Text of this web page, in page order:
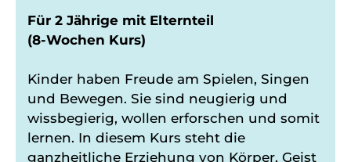
Für 2 Jährige mit Elternteil
(8-Wochen Kurs)
Kinder haben Freude am Spielen, Singen
und Bewegen. Sie sind neugierig und
wissbegierig, wollen erforschen und somit
lernen. In diesem Kurs steht die
ganzheitliche Erziehung von Körper, Geist